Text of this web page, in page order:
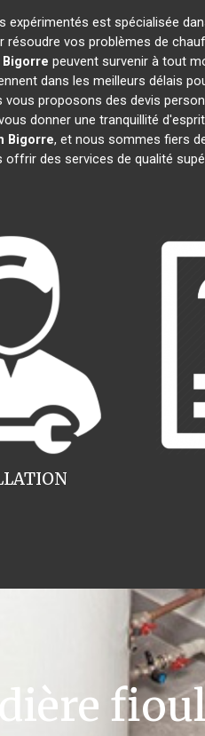
expérimentés est spécialisée
résoudre vos problèmes de
peuvent survenir à tout
dans les meilleurs délais
proposons des devis
donner une tranquillité
Bigorre, et nous sommes fiers
offrir des services de qualité